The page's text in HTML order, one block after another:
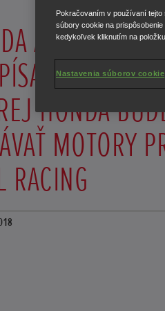
A RED BULL
DOHODU
HONDA
MOTORY
RACING
Pokračovaním v používaní
súbory cookie na
kedykoľvek kliknutím na
Nastavenia súborov cookie